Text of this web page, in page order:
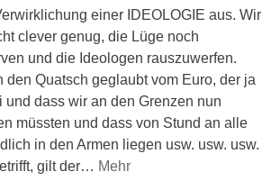
einer IDEOLOGIE aus. Wir
clever genug, die Lüge noch
und die Ideologen rauszuwerfen.
den Quatsch geglaubt vom Euro, der ja
und dass wir an den Grenzen nun
müssten und dass von Stund an alle
in den Armen liegen usw. usw. usw.
gilt der… Mehr